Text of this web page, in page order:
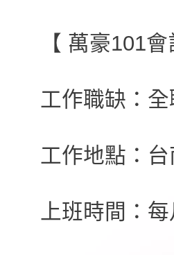
【 萬豪101
工作職缺：
工作地點：
上班時間：